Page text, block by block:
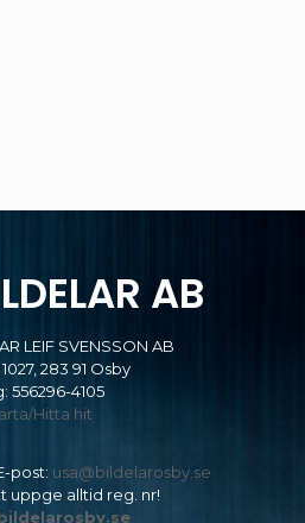
AB
LEIF SVENSSON AB
283 91 Osby
556296-4105
Hitta hit
post: usa@bildelarosby.se
uppge alltid reg. nr!